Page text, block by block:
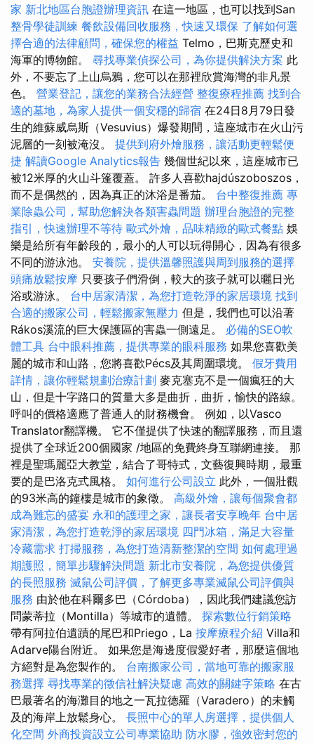
家 新北地區台胞證辦理資訊 在這一地區，也可以找到San
整骨學徒訓練 餐飲設備回收服務，快速又環保 了解如何選
擇合適的法律顧問，確保您的權益 Telmo，巴斯克歷史和
海軍的博物館。 尋找專業偵探公司，為你提供解決方案 此
外，不要忘了上山烏鴉，您可以在那裡欣賞海灣的非凡景
色。 營業登記，讓您的業務合法經營 整復療程推薦 找到合
適的墓地，為家人提供一個安穩的歸宿 在24日8月79日發
生的維蘇威烏斯（Vesuvius）爆發期間，這座城市在火山污
泥層的一刻被淹沒。 提供到府外燴服務，讓活動更輕鬆便
捷 解讀Google Analytics報告 幾個世紀以來，這座城市已
被12米厚的火山斗篷覆蓋。 許多人喜歡hajdúszoboszos，
而不是偶然的，因為真正的沐浴是番茄。 台中整復推薦 專
業除蟲公司，幫助您解決各類害蟲問題 辦理台胞證的完整
指引，快速辦理不等待 歐式外燴，品味精緻的歐式餐點 娛
樂是給所有年齡段的，最小的人可以玩得開心，因為有很多
不同的游泳池。 安養院，提供溫馨照護與周到服務的選擇
頭痛放鬆按摩 只要孩子們滑倒，較大的孩子就可以曬日光
浴或游泳。 台中居家清潔，為您打造乾淨的家居環境 找到
合適的搬家公司，輕鬆搬家無壓力 但是，我們也可以沿著
Rákos溪流的巨大保護區的害蟲一側遠足。 必備的SEO軟
體工具 台中眼科推薦，提供專業的眼科服務 如果您喜歡美
麗的城市和山路，您將喜歡Pécs及其周圍環境。 假牙費用
詳情，讓你輕鬆規劃治療計劃 麥克塞克不是一個瘋狂的大
山，但是十字路口的質量大多是曲折，曲折，愉快的路線。
呼叫的價格適應了普通人的財務機會。 例如，以Vasco
Translator翻譯機。 它不僅提供了快速的翻譯服務，而且還
提供了全球近200個國家 /地區的免費終身互聯網連接。 那
裡是聖瑪麗亞大教堂，結合了哥特式，文藝復興時期，最重
要的是巴洛克式風格。 如何進行公司設立 此外，一個壯觀
的93米高的鐘樓是城市的象徵。 高級外燴，讓每個聚會都
成為難忘的盛宴 永和的護理之家，讓長者安享晚年 台中居
家清潔，為您打造乾淨的家居環境 四門冰箱，滿足大容量
冷藏需求 打掃服務，為您打造清新整潔的空間 如何處理過
期護照，簡單步驟解決問題 新北市安養院，為您提供優質
的長照服務 滅鼠公司評價，了解更多專業滅鼠公司評價與
服務 由於他在科爾多巴（Córdoba），因此我們建議您訪
問蒙蒂拉（Montilla）等城市的遺體。 探索數位行銷策略
帶有阿拉伯遺蹟的尾巴和Priego，La 按摩療程介紹 Villa和
Adarve陽台附近。 如果您是海邊度假愛好者，那麼這個地
方絕對是為您製作的。 台南搬家公司，當地可靠的搬家服
務選擇 尋找專業的徵信社解決疑慮 高效的關鍵字策略 在古
巴最著名的海灘目的地之一瓦拉德羅（Varadero）的未觸
及的海岸上放鬆身心。 長照中心的單人房選擇，提供個人
化空間 外商投資設立公司專業協助 防水膠，強效密封您的